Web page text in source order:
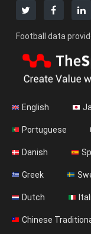
Football data
English
Portuguese
Danish
Greek
Dutch
Chinese